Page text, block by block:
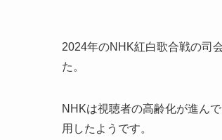
2024年のNHK紅白歌合戦の司
た。
NHKは視聴者の高齢化が進ん
用したようです。